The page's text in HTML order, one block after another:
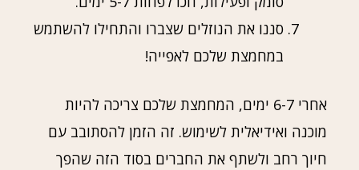
סננו את הנוזלים שצברו והתחילו להשתמש
במחמצת שלכם לאפייה!
אחרי 6-7 ימים, המחמצת שלכם צריכה להיות
מוכנה ואידיאלית לשימוש. זה הזמן להסתובב עם
חיוך רחב ולשתף את החברים בסוד הזה שהפך